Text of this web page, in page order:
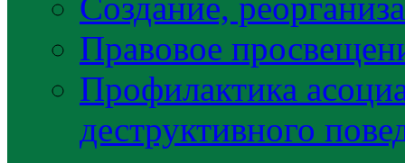
Правовое
Профилактика
деструктивного